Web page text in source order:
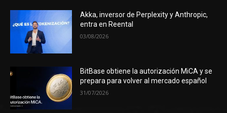
Akka, inversor de Perplexity y Anthropic,
entra en Reental
03/08/2026
BitBase obtiene la autorización MiCA y se
prepara para volver al mercado español
31/07/2026